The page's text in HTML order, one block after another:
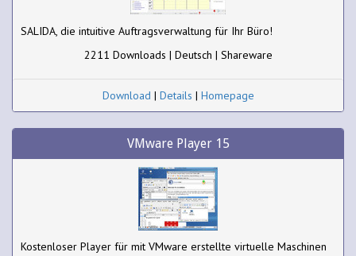
SALIDA, die intuitive Auftragsverwaltung für Ihr Büro!
2211 Downloads | Deutsch | Shareware
Download | Details | Homepage
VMware Player 15
Kostenloser Player für mit VMware erstellte virtuelle Maschinen